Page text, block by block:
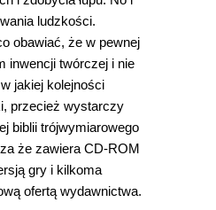
ludzkości.
obawiać, że w pewnej
inwencji twórczej i nie
jakiej kolejności
przecież wystarczy
biblii trójwymiarowego
że zawiera CD-ROM
gry i kilkoma
ofertą wydawnictwa.